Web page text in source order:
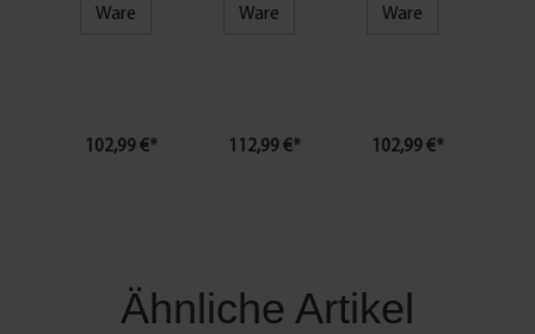
Ware
102,99 €*
Ware
112,99 €*
Ware
102,99 €*
Ähnliche Artikel